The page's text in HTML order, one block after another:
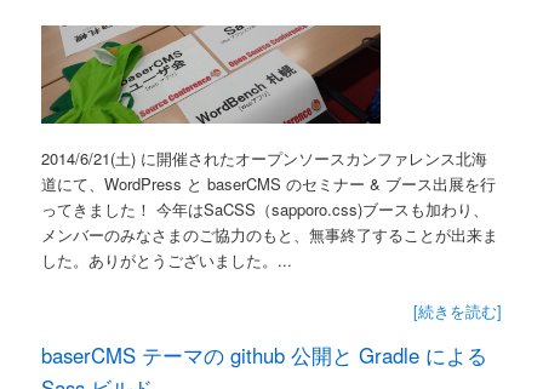
2014/6/21(土) に開催されたオープンソースカンファレンス北海
道にて、WordPress と baserCMS のセミナー & ブース出展を行
ってきました！ 今年はSaCSS（sapporo.css)ブースも加わり、
メンバーのみなさまのご協力のもと、無事終了することが出来ま
した。ありがとうございました。...
[続きを読む]
baserCMS テーマの github 公開と Gradle による